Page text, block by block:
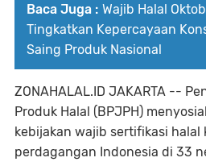
Baca Juga : Wajib Halal
Tingkatkan Kepercayaan
Saing Produk Nasional
ZONAHALAL.ID JAKARTA --
Produk Halal (BPJPH)
kebijakan wajib sertifikasi halal
perdagangan Indonesia di 33